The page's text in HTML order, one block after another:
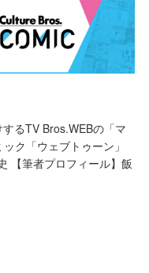
るTV Bros.WEBの「マ
ク「ウェブトゥーン」
【筆者プロフィール】飯